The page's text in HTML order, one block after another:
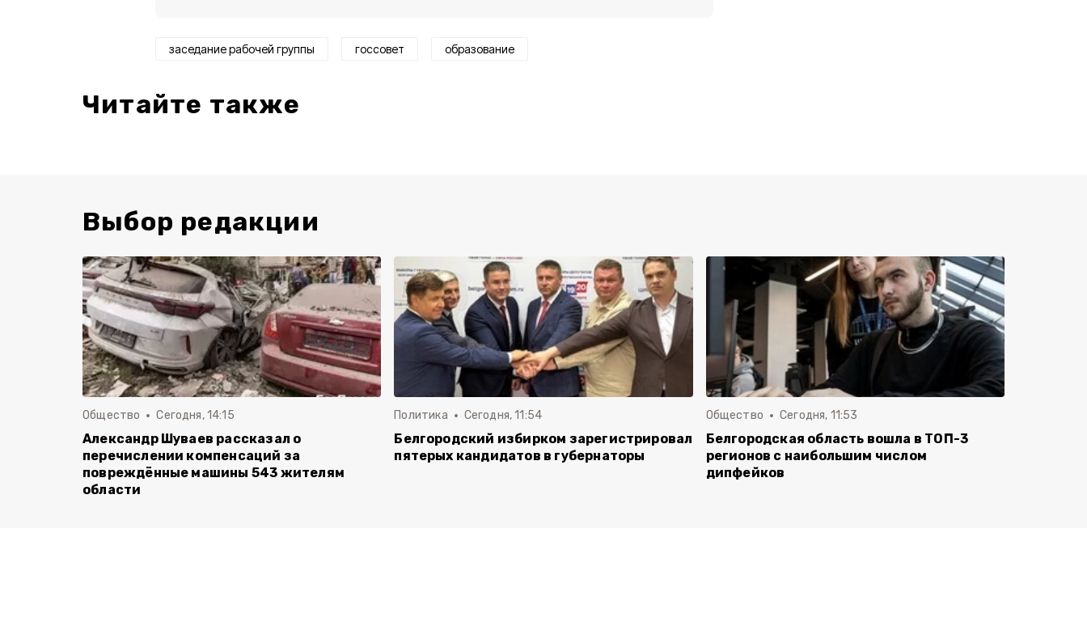
заседание рабочей группы госсовет образование
Читайте также
Выбор редакции
Общество Сегодня, 14:15
Александр Шуваев рассказал о
перечислении компенсаций за
повреждённые машины 543 жителям
области
Политика Сегодня, 11:54
Белгородский избирком зарегистрировал
пятерых кандидатов в губернаторы
Общество Сегодня, 11:53
Белгородская область вошла в ТОП-3
регионов с наибольшим числом
дипфейков